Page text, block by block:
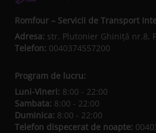
Romfour – Servicii de Transport
Adresa: str. Plutonier Ghiniţă nr.8,
Telefon: 0040374557200
Program de lucru:
Luni-Vineri: 8:00 - 22:00
Sambata: 8:00 - 22:00
Duminica: 8:00 - 22:00
Telefon dispecerat de noapte: